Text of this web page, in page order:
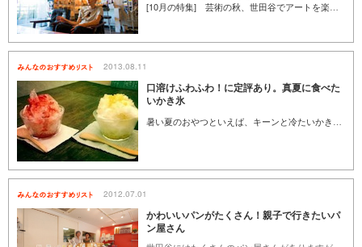
[10月の特集] 芸術の秋、世田谷でアートを楽しもう
2013.08.11
口溶けふわふわ！に定評あり。真夏に食べた
いかき氷
2012.07.01
かわいいパンがたくさん！親子で行きたいパ
ン屋さん